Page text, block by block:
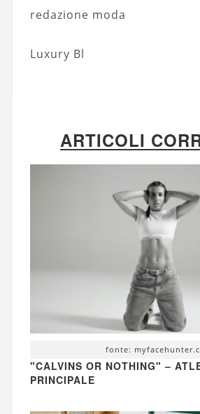
redazione moda
Luxury Bl
ARTICOLI
fonte:
"CALVINS OR NOTHING" –
PRINCIPALE